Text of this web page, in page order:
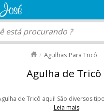
Agulhas Para Tricô
Agulha de Tricô
de Tricô aqui! São diversos
Leia mais